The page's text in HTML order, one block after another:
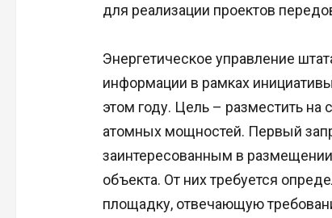
для реализации проектов
Энергетическое управление
информации в рамках
этом году. Цель – разместить на
атомных мощностей. Первый
заинтересованным в
объекта. От них требуется
площадку, отвечающую